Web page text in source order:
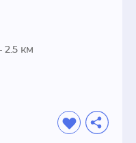
методики
и взрослой
2.5 км